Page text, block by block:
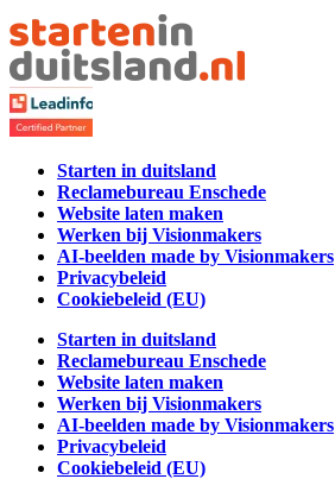
Starten in duitsland
Reclamebureau Enschede
Website laten maken
Werken bij Visionmakers
AI-beelden made by Visionmakers
Privacybeleid
Cookiebeleid (EU)
Starten in duitsland
Reclamebureau Enschede
Website laten maken
Werken bij Visionmakers
AI-beelden made by Visionmakers
Privacybeleid
Cookiebeleid (EU)